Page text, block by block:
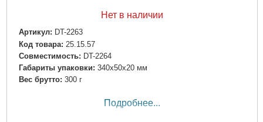
Нет в наличии
Артикул: DT-2263
Код товара: 25.15.57
Совместимость: DT-2264
Габариты упаковки: 340x50x20 мм
Вес брутто: 300 г
Подробнее...